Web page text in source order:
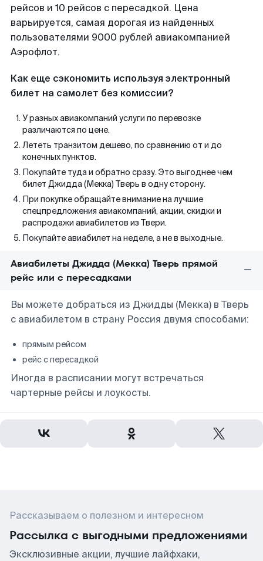
рейсов и 10 рейсов с пересадкой. Цена
варьируется, самая дорогая из найденных
пользователями 9000 рублей авиакомпанией
Аэрофлот.
Как еще сэкономить используя электронный
билет на самолет без комиссии?
У разных авиакомпаний услуги по перевозке
различаются по цене.
Лететь транзитом дешево, по сравнению от и до
конечных пунктов.
Покупайте туда и обратно сразу. Это выгоднее чем
билет Джидда (Мекка) Тверь в одну сторону.
При покупке обращайте внимание на лучшие
спецпредложения авиакомпаний, акции, скидки и
распродажи авиабилетов из Твери.
Покупайте авиабилет на неделе, а не в выходные.
Авиабилеты Джидда (Мекка) Тверь прямой
рейс или с пересадками
Вы можете добраться из Джидды (Мекка) в Тверь
с авиабилетом в страну Россия двумя способами:
прямым рейсом
рейс с пересадкой
Иногда в расписании могут встречаться
чартерные рейсы и лоукосты.
Рассказываем о полезном и интересном
Рассылка с выгодными предложениями
Эксклюзивные акции, лучшие лайфхаки,